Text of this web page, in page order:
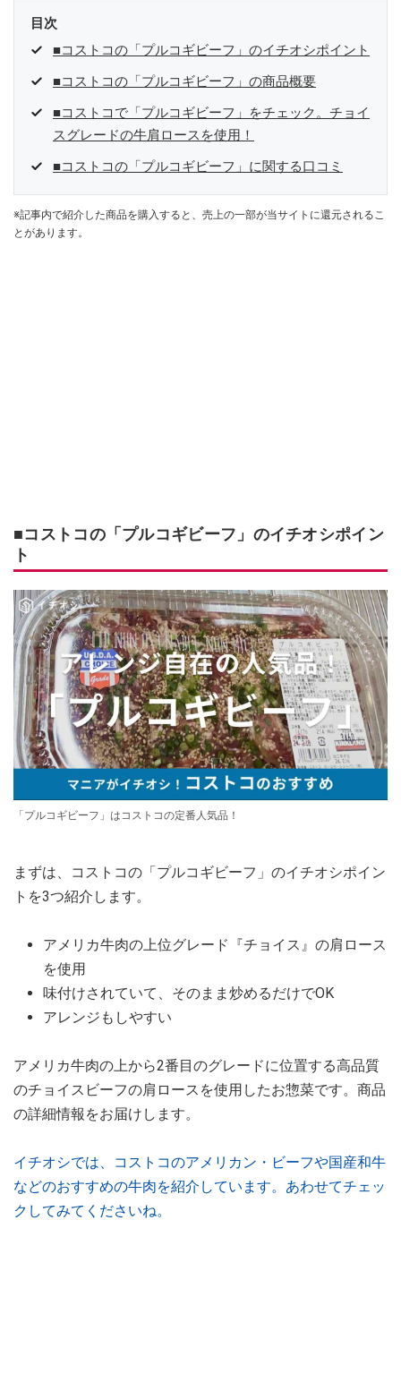
目次
■コストコの「プルコギビーフ」のイチオシポイント
■コストコの「プルコギビーフ」の商品概要
■コストコで「プルコギビーフ」をチェック。チョイ
スグレードの牛肩ロースを使用！
■コストコの「プルコギビーフ」に関する口コミ
※記事内で紹介した商品を購入すると、売上の一部が当サイトに還元されるこ
とがあります。
■コストコの「プルコギビーフ」のイチオシポイン
ト
「プルコギビーフ」はコストコの定番人気品！
まずは、コストコの「プルコギビーフ」のイチオシポイン
トを3つ紹介します。
アメリカ牛肉の上位グレード『チョイス』の肩ロース
を使用
味付けされていて、そのまま炒めるだけでOK
アレンジもしやすい
アメリカ牛肉の上から2番目のグレードに位置する高品質
のチョイスビーフの肩ロースを使用したお惣菜です。商品
の詳細情報をお届けします。
イチオシでは、コストコのアメリカン・ビーフや国産和牛
などのおすすめの牛肉を紹介しています。あわせてチェッ
クしてみてくださいね。